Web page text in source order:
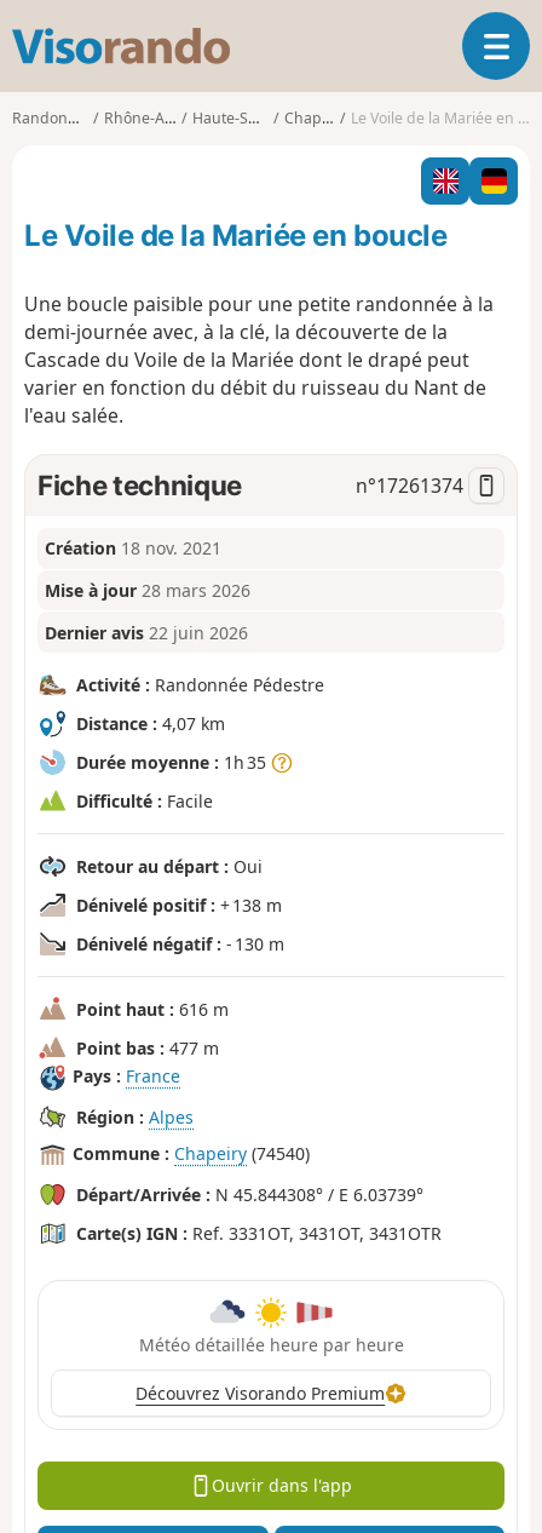
s
o
o
O
u
i
r
l
o
Randonnées Rhône-Alpes Haute-Savoie Chapeiry Le Voile de la Mariée en boucle
Le Voile de la Mariée en boucle
Une boucle paisible pour une petite randonnée à la
demi-journée avec, à la clé, la découverte de la
Cascade du Voile de la Mariée dont le drapé peut
varier en fonction du débit du ruisseau du Nant de
l'eau salée.
Fiche technique n°17261374
Création 18 nov. 2021
Mise à jour 28 mars 2026
Dernier avis 22 juin 2026
Activité : Randonnée Pédestre
Distance : 4,07 km
Durée moyenne : 1h 35
Difficulté : Facile
Retour au départ : Oui
Dénivelé positif : + 138 m
Dénivelé négatif : - 130 m
Point haut : 616 m
Point bas : 477 m
Pays : France
Région : Alpes
Commune : Chapeiry (74540)
Départ/Arrivée : N 45.844308° / E 6.03739°
Carte(s) IGN : Ref. 3331OT, 3431OT, 3431OTR
Météo détaillée heure par heure
Découvrez Visorando Premium
Ouvrir dans l'app